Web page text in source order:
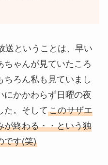
送ということは、早い
ちゃんが見ていたころ
ちろん私も見ていまし
にかかわらず日曜の夜
た。そしてこのサザエ
が終わる・・という独
です(笑)